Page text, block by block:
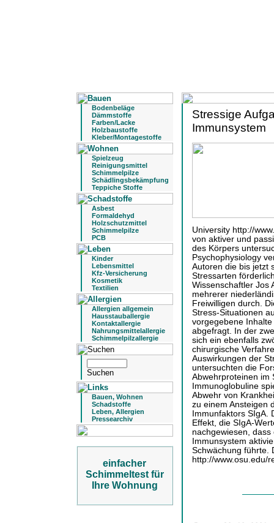
Bodenbeläge
Dämmstoffe
Farben/Lacke
Holzbaustoffe
Kleber/Montagestoffe
Spielzeug
Reinigungsmittel
Schimmelpilze
Schädlingsbekämpfung
Teppiche Stoffe
Asbest
Formaldehyd
Holzschutzmittel
Schimmelpilze
PCB
Kinder
Lebensmittel
Kfz-Versicherung
Kosmetik
Textilien
Allergien allgemein
Hausstauballergie
Kontaktallergie
Nahrungsmittelallergie
Schimmelpilzallergie
Bauen, Wohnen
Schadstoffe
Leben, Allergien
Pressearchiv
einfacher
Schimmeltest für
Ihre Wohnung
Stressige
Immunsystem
University http://
von aktiver und
des Körpers
Psychophysiology
Autoren die bis jetzt
Stressarten
Wissenschaftler Jos
mehrerer
Freiwilligen durch.
Stress-Situationen
vorgegebene
abgefragt. In der
sich ein ebenfalls
chirurgische
Auswirkungen der
untersuchten die
Abwehrproteinen im
Immunoglobuline
Abwehr von
zu einem Ansteigen
Immunfaktors SIgA.
Effekt, die SIgA-
nachgewiesen,
Immunsystem
Schwächung führte.
http://www.osu.edu/